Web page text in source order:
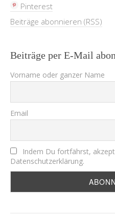
Pinterest
Beiträge abonnieren (RSS)
Beiträge per E-Mail
Vorname oder ganzer Name
Email
Indem Du fortfährst,
Datenschutzerklärung.